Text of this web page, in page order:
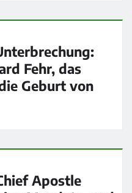
Fehr, das
Geburt von
Apostle